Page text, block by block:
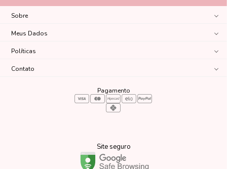
Sobre
Meus Dados
Políticas
Contato
Pagamento
Site seguro